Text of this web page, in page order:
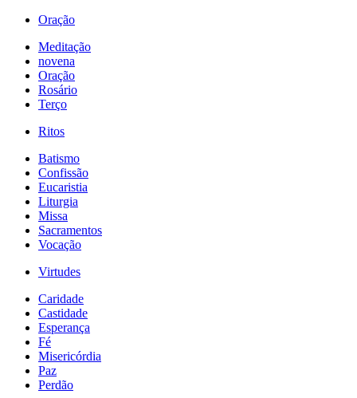
Oração
Meditação
novena
Oração
Rosário
Terço
Ritos
Batismo
Confissão
Eucaristia
Liturgia
Missa
Sacramentos
Vocação
Virtudes
Caridade
Castidade
Esperança
Fé
Misericórdia
Paz
Perdão